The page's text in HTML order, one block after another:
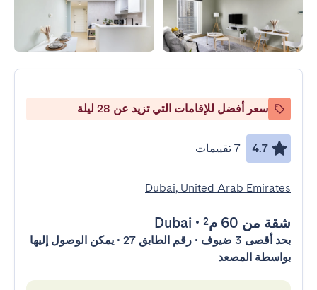
سعر أفضل للإقامات التي تزيد عن 28 ليلة
4.7 7 تقييمات
Dubai, United Arab Emirates
شقة من 60 م² •
Dubai
بحد أقصى 3 ضيوف • رقم الطابق 27 • يمكن الوصول إليها
بواسطة المصعد